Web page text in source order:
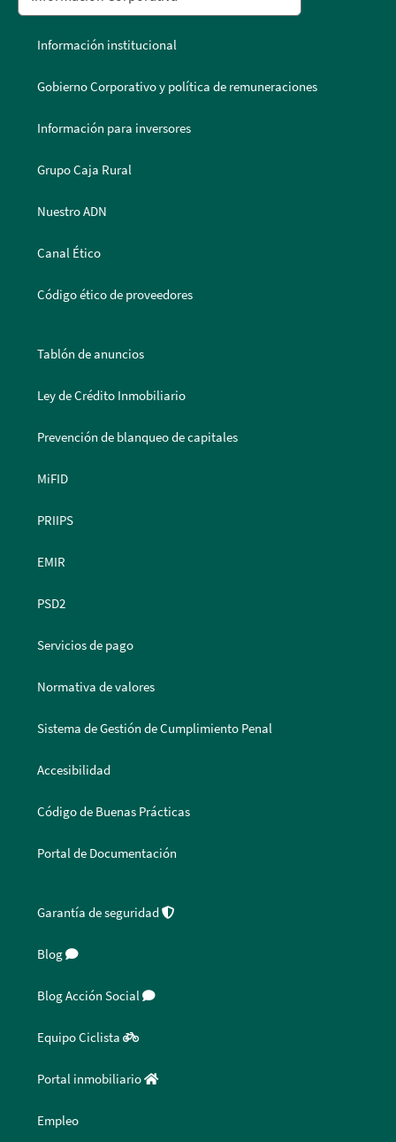
Información institucional
Gobierno Corporativo y política de remuneraciones
Información para inversores
Grupo Caja Rural
Nuestro ADN
Canal Ético
Código ético de proveedores
Tablón de anuncios
Ley de Crédito Inmobiliario
Prevención de blanqueo de capitales
MiFID
PRIIPS
EMIR
PSD2
Servicios de pago
Normativa de valores
Sistema de Gestión de Cumplimiento Penal
Accesibilidad
Código de Buenas Prácticas
Portal de Documentación
Garantía de seguridad
Blog
Blog Acción Social
Equipo Ciclista
Portal inmobiliario
Empleo